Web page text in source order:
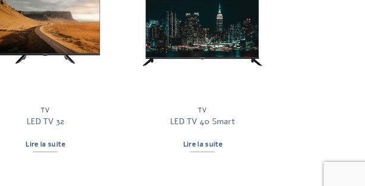
TV
LED TV 32
Lire la suite
TV
LED TV 40 Smart
Lire la suite